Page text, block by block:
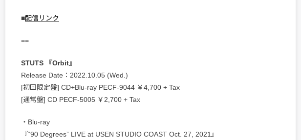
■配信リンク
==
STUTS 『Orbit』
Release Date：2022.10.05 (Wed.)
[初回限定盤] CD+Blu-ray PECF-9044 ￥4,700 + Tax
[通常盤] CD PECF-5005 ￥2,700 + Tax
・Blu-ray
『“90 Degrees” LIVE at USEN STUDIO COAST Oct. 27, 2021』